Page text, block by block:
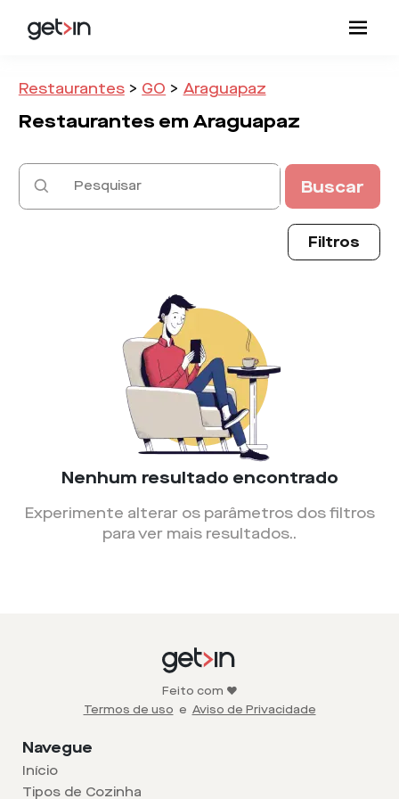
Restaurantes > GO > Araguapaz
Restaurantes emAraguapaz
Buscar
Filtros
Nenhum resultado encontrado
Experimente alterar os parâmetros dos filtros
para ver mais resultados..
Feito com ❤️
Termos de uso e Aviso de Privacidade
Navegue
Início
Tipos de Cozinha